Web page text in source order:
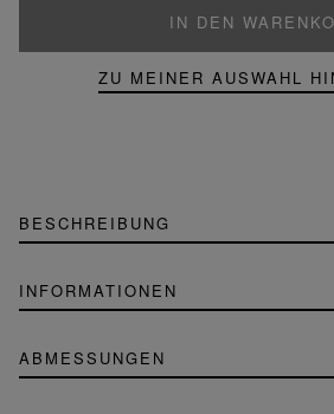
IN DEN
ZU MEINER AUSWAHL
BESCHREIBUNG
INFORMATIONEN
ABMESSUNGEN